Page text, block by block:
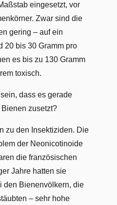
eingesetzt, vor
Zwar sind die
gering – auf ein
20 bis 30 Gramm pro
es bis zu 130 Gramm
toxisch.
dass es gerade
zusetzt?
zu den Insektiziden. Die
der Neonicotinoide
die französischen
Jahre hatten sie
den Bienenvölkern, die
– sehr hohe